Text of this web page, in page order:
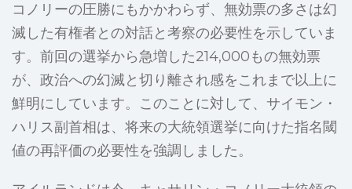
コノリーの圧勝にもかかわらず、無効票の多さは幻
滅した有権者との対話と考察の必要性を示していま
す。前回の選挙から急増した214,000もの無効票
が、政治への幻滅と切り離され感をこれまで以上に
鮮明にしています。このことに対して、サイモン・
ハリス副首相は、将来の大統領選挙に向けた指名閾
値の再評価の必要性を強調しました。